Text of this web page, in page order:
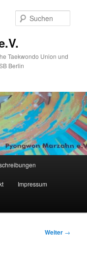
Taekwondo Union und
Berlin
Impressum
Weiter →